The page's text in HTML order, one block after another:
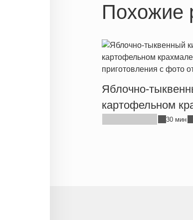
Похожие
Яблочно-
картофельном
30 мин